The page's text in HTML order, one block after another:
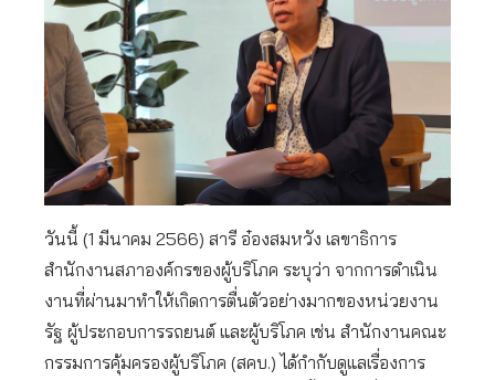
วันนี้ (1 มีนาคม 2566) สารี อ๋องสมหวัง เลขาธิการ
สำนักงานสภาองค์กรของผู้บริโภค ระบุว่า จากการดำเนิน
งานที่ผ่านมาทำให้เกิดการตื่นตัวอย่างมากของหน่วยงาน
รัฐ ผู้ประกอบการรถยนต์ และผู้บริโภค เช่น สำนักงานคณะ
กรรมการคุ้มครองผู้บริโภค (สคบ.) ได้กำกับดูแลเรื่องการ